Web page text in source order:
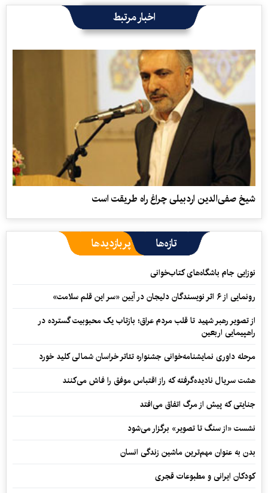
اخبار مرتبط
شیخ صفی‌الدین اردبیلی چراغ راه طریقت است
تازه‌ها پربازدیدها
نوزایی جام باشگاه‌های کتاب‌خوانی
رونمایی از ۶ اثر نویسندگان دلیجان در آیین «سر این قلم سلامت»
از تصویر رهبر شهید تا قلب مردم عراق؛ بازتاب یک محبوبیت گسترده در
راهپیمایی اربعین
مرحله داوری نمایشنامه‌خوانی جشنواره تئاتر خراسان شمالی کلید خورد
هشت سریال نادیده‌گرفته که راز اقتباس موفق را فاش می‌کنند
جنایتی که پیش از مرگ اتفاق می‌افتد
نشست «از سنگ تا تصویر» برگزار می‌شود
بدن به عنوان مهم‌ترین ماشین زندگی انسان
کودکان ایرانی و مطبوعات قجری